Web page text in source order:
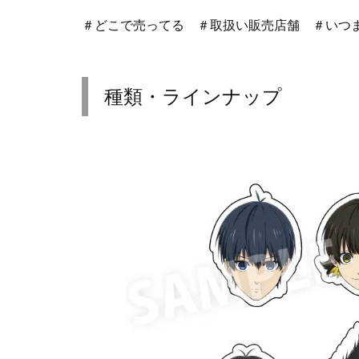
＃どこで売ってる ＃取扱い販売店舗 ＃いつ
種類・ラインナップ